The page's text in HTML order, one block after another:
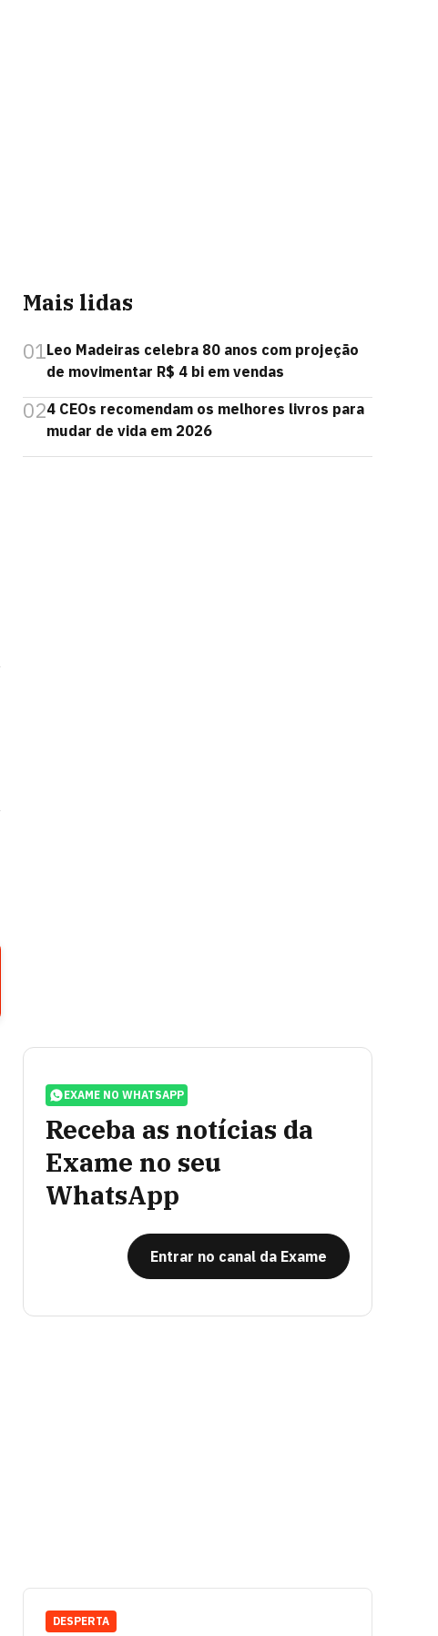
Mais lidas
01Leo Madeiras celebra 80 anos com projeção
de movimentar R$ 4 bi em vendas
024 CEOs recomendam os melhores livros para
mudar de vida em 2026
EXAME NO WHATSAPP
Receba as notícias da
Exame no seu
WhatsApp
Entrar no canal da Exame
DESPERTA